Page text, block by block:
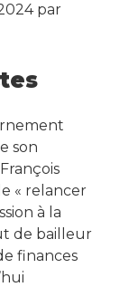
par
son
« relancer
à la
de bailleur
finances